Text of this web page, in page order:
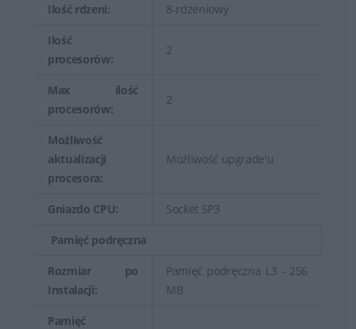
dzięki funkcjom wewnętrznej pamięci masowej
umożliwiającym wiele różnych konfiguracji.
Przykładowe modele
serwerów Rack:
Serwer Dell PowerEdge R250 - wydajny, niewielki
serwer do montażu w szafie serwerowej na
Serwer Dell PowerEdge R350
Ilość rdzeni: 8-rdzeniowy
Ilość
procesorów:
2
Max ilość
procesorów:
2
Możliwość
aktualizacji
procesora:
Możliwość upgrade'u
Gniazdo CPU: Socket SP3
Pamięć podręczna
Rozmiar po
Instalacji:
Pamięć podręczna L3 - 256
MB
Pamięć